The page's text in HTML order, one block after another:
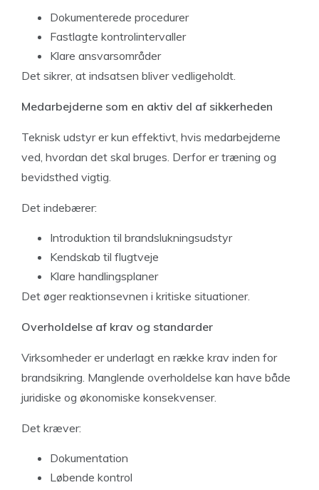
Dokumenterede procedurer
Fastlagte kontrolintervaller
Klare ansvarsområder
Det sikrer, at indsatsen bliver vedligeholdt.
Medarbejderne som en aktiv del af sikkerheden
Teknisk udstyr er kun effektivt, hvis medarbejderne
ved, hvordan det skal bruges. Derfor er træning og
bevidsthed vigtig.
Det indebærer:
Introduktion til brandslukningsudstyr
Kendskab til flugtveje
Klare handlingsplaner
Det øger reaktionsevnen i kritiske situationer.
Overholdelse af krav og standarder
Virksomheder er underlagt en række krav inden for
brandsikring. Manglende overholdelse kan have både
juridiske og økonomiske konsekvenser.
Det kræver:
Dokumentation
Løbende kontrol